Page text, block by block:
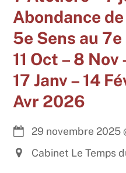
Abondance
5e Sens au 7e
11 Oct – 8
17 Janv – 14
Avr 2026
29 novembre 2025
Cabinet Le Temps